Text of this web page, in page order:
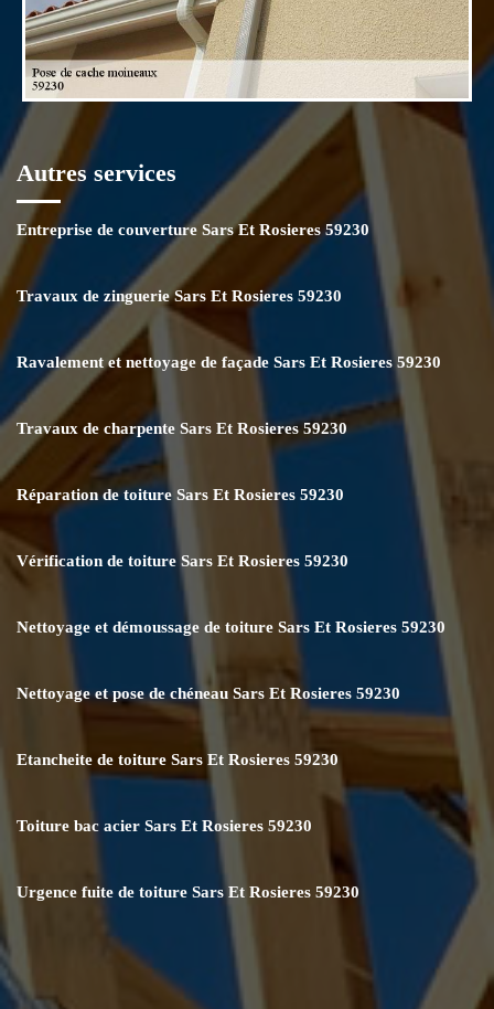
Autres services
Entreprise de couverture Sars Et Rosieres 59230
Travaux de zinguerie Sars Et Rosieres 59230
Ravalement et nettoyage de façade Sars Et Rosieres 59230
Travaux de charpente Sars Et Rosieres 59230
Réparation de toiture Sars Et Rosieres 59230
Vérification de toiture Sars Et Rosieres 59230
Nettoyage et démoussage de toiture Sars Et Rosieres 59230
Nettoyage et pose de chéneau Sars Et Rosieres 59230
Etancheite de toiture Sars Et Rosieres 59230
Toiture bac acier Sars Et Rosieres 59230
Urgence fuite de toiture Sars Et Rosieres 59230